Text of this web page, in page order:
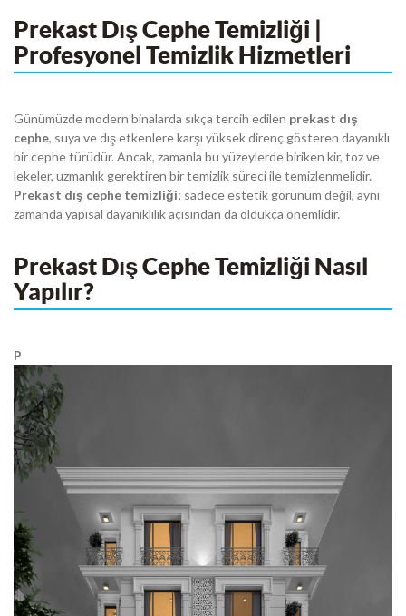
Prekast Dış Cephe Temizliği |
Profesyonel Temizlik Hizmetleri
Günümüzde modern binalarda sıkça tercih edilen prekast dış
cephe, suya ve dış etkenlere karşı yüksek direnç gösteren dayanıklı
bir cephe türüdür. Ancak, zamanla bu yüzeylerde biriken kir, toz ve
lekeler, uzmanlık gerektiren bir temizlik süreci ile temizlenmelidir.
Prekast dış cephe temizliği; sadece estetik görünüm değil, aynı
zamanda yapısal dayanıklılık açısından da oldukça önemlidir.
Prekast Dış Cephe Temizliği Nasıl
Yapılır?
P